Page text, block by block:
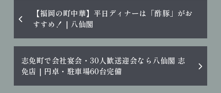
【福岡の町中華】平日ディナーは「酢豚」がお
すすめ！｜八仙閣
志免町で会社宴会・30人歓送迎会なら八仙閣 志
免店｜円卓・駐車場60台完備